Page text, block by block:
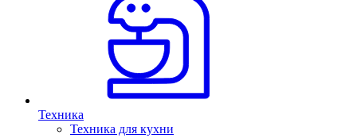
Техника
Техника для кухни